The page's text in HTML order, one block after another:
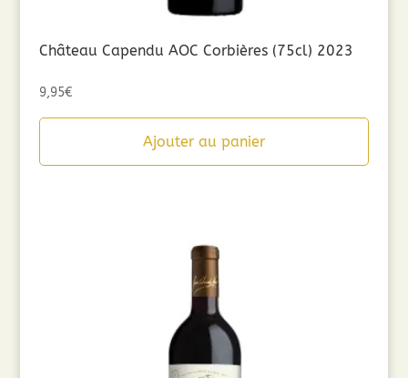
Château Capendu AOC Corbières (75cl) 2023
9,95€
Ajouter au panier